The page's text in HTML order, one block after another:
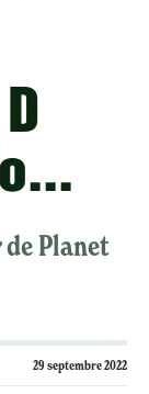
Planet
29 septembre 2022